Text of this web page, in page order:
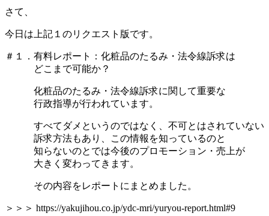
さて、
今日は上記１のリクエスト版です。
＃１．有料レポート：化粧品のたるみ・法令線訴求は
どこまで可能か？
化粧品のたるみ・法令線訴求に関して重要な
行政指導が行われています。
すべてダメというのではなく、不可とはされていない
訴求方法もあり、この情報を知っているのと
知らないのとでは今後のプロモーション・売上が
大きく変わってきます。
その内容をレポートにまとめました。
＞＞＞ https://yakujihou.co.jp/ydc-mri/yuryou-report.html#9